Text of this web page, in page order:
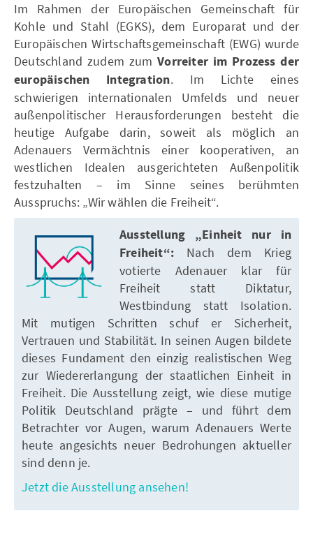
Im Rahmen der Europäischen Gemeinschaft für
Kohle und Stahl (EGKS), dem Europarat und der
Europäischen Wirtschaftsgemeinschaft (EWG) wurde
Deutschland zudem zumVorreiter im Prozess der
europäischen Integration. Im Lichte eines
schwierigen internationalen Umfelds und neuer
außenpolitischer Herausforderungen besteht die
heutige Aufgabe darin, soweit als möglich an
Adenauers Vermächtnis einer kooperativen, an
westlichen Idealen ausgerichteten Außenpolitik
festzuhalten – im Sinne seines berühmten
Ausspruchs: „Wir wählen die Freiheit“.
Ausstellung „Einheit nur in
Freiheit“: Nach dem Krieg
votierte Adenauer klar für
Freiheit statt Diktatur,
Westbindung statt Isolation.
Mit mutigen Schritten schuf er Sicherheit,
Vertrauen und Stabilität. In seinen Augen bildete
dieses Fundament den einzig realistischen Weg
zur Wiedererlangung der staatlichen Einheit in
Freiheit. Die Ausstellung zeigt, wie diese mutige
Politik Deutschland prägte – und führt dem
Betrachter vor Augen, warum Adenauers Werte
heute angesichts neuer Bedrohungen aktueller
sind denn je.
Jetzt die Ausstellung ansehen!